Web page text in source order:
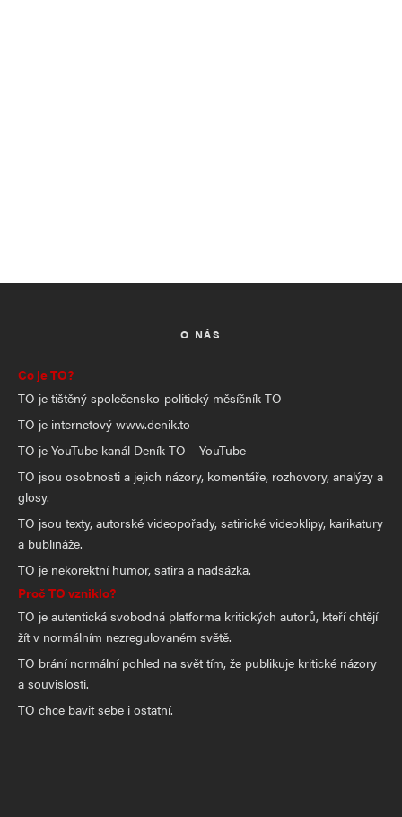
O NÁS
Co je TO?
TO je tištěný společensko-politický měsíčník TO
TO je internetový www.denik.to
TO je YouTube kanál Deník TO – YouTube
TO jsou osobnosti a jejich názory, komentáře, rozhovory, analýzy a
glosy.
TO jsou texty, autorské videopořady, satirické videoklipy, karikatury
a bublináže.
TO je nekorektní humor, satira a nadsázka.
Proč TO vzniklo?
TO je autentická svobodná platforma kritických autorů, kteří chtějí
žít v normálním nezregulovaném světě.
TO brání normální pohled na svět tím, že publikuje kritické názory
a souvislosti.
TO chce bavit sebe i ostatní.